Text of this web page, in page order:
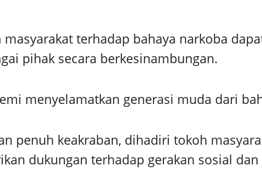
terhadap bahaya narkoba
pihak secara berkesinambungan.
menyelamatkan generasi muda dari
penuh keakraban, dihadiri tokoh
dukungan terhadap gerakan sosial dan